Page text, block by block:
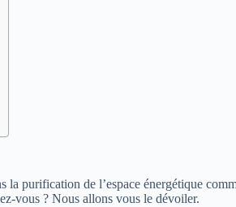
purification de l’espace énergétique
vous ? Nous allons vous le dévoiler.